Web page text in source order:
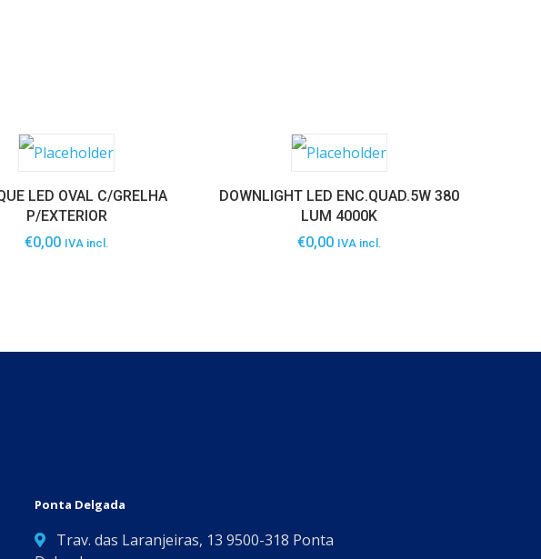
LED OVAL C/GRELHA
P/EXTERIOR
€0,00 IVA incl.
DOWNLIGHT LED ENC.QUAD.5W 380
LUM 4000K
€0,00 IVA incl.
Ponta Delgada
Trav. das Laranjeiras, 13 9500-318 Ponta